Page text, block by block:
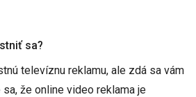
sa?
televíznu reklamu, ale zdá sa vám
že online video reklama je